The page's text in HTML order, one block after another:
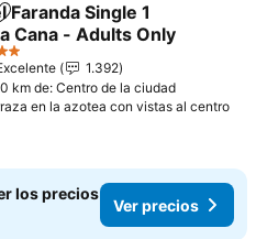
a favoritos
Faranda Single 1
Cana - Adults Only
1.392
km de: Centro de la ciudad
en la azotea con vistas al centro
los precios
Ver precios